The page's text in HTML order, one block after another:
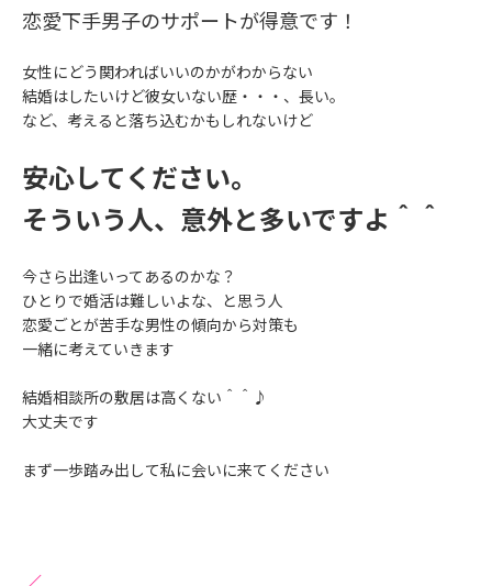
恋愛下手男子のサポートが得意です！
女性にどう関わればいいのかがわからない
結婚はしたいけど彼女いない歴・・・、長い。
など、考えると落ち込むかもしれないけど
安心してください。
そういう人、意外と多いですよ＾＾
今さら出逢いってあるのかな？
ひとりで婚活は難しいよな、と思う人
恋愛ごとが苦手な男性の傾向から対策も
一緒に考えていきます
結婚相談所の敷居は高くない＾＾♪
大丈夫です
まず一歩踏み出して私に会いに来てください